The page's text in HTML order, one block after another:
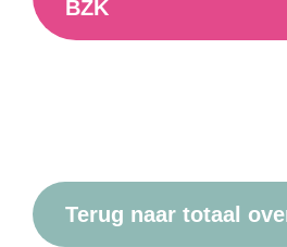
BZK
Terug naar totaal